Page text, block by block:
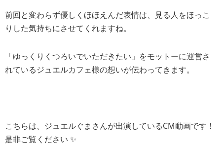
前回と変わらず優しくほほえんだ表情は、見る人をほっこ
りした気持ちにさせてくれますね。
「ゆっくりくつろいでいただきたい」をモットーに運営さ
れているジュエルカフェ様の想いが伝わってきます。
こちらは、ジュエルぐまさんが出演しているCM動画です！
是非ご覧ください ✨